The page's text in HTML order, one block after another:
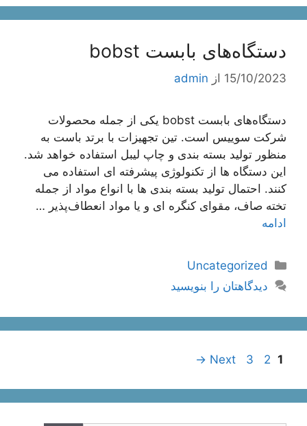
دستگاه‌های بابست bobst
15/10/2023 از admin
دستگاه‌های بابست bobst یکی از جمله محصولات
شرکت سوییس است. تین تجهیزات با برتد باست به
منظور تولید بسته‌ بندی و چاپ لیبل استفاده خواهد شد.
این دستگاه‌ ها از تکنولوژی پیشرفته‌ ای استفاده می‌
کنند. احتمال تولید بسته‌ بندی ها با انواع مواد از جمله
تخته صاف، مقوای کنگره‌ ای و یا مواد انعطاف‌پذیر …
ادامه
دسته‌ها
Uncategorized
دیدگاهتان را بنویسید
ناوبری
Page
1
Page
2
Page
3
Next
→